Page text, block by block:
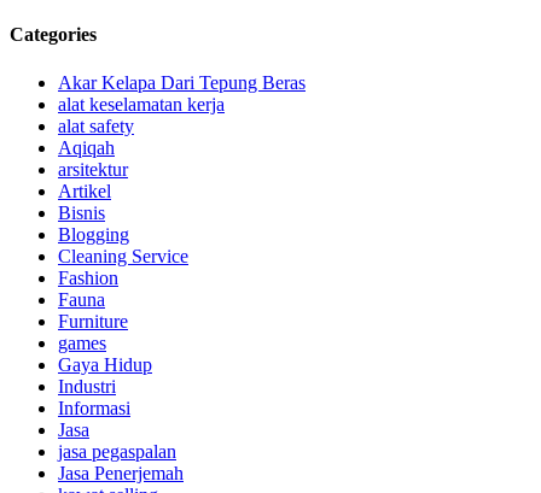
Categories
Akar Kelapa Dari Tepung Beras
alat keselamatan kerja
alat safety
Aqiqah
arsitektur
Artikel
Bisnis
Blogging
Cleaning Service
Fashion
Fauna
Furniture
games
Gaya Hidup
Industri
Informasi
Jasa
jasa pegaspalan
Jasa Penerjemah